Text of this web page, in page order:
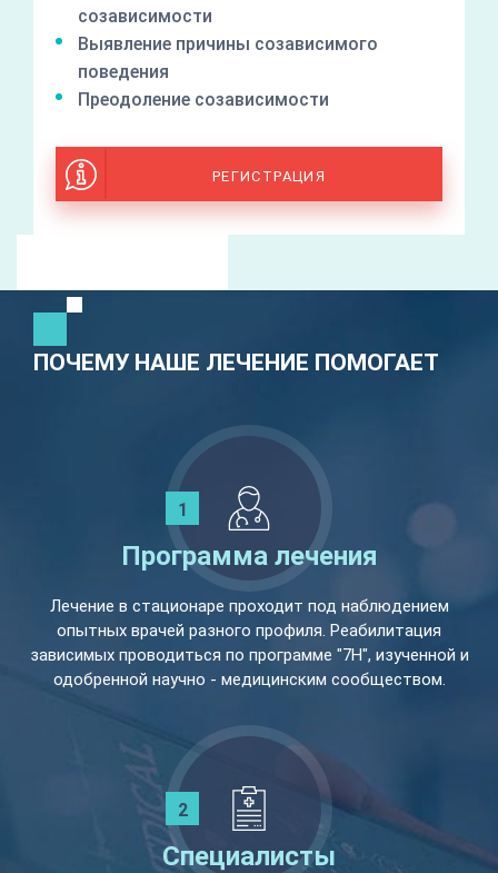
созависимости
Выявление причины созависимого
поведения
Преодоление созависимости
РЕГИСТРАЦИЯ
ПОЧЕМУ НАШЕ ЛЕЧЕНИЕ ПОМОГАЕТ
Программа лечения
Лечение в стационаре проходит под наблюдением
опытных врачей разного профиля. Реабилитация
зависимых проводиться по программе "7Н", изученной и
одобренной научно - медицинским сообществом.
Специалисты